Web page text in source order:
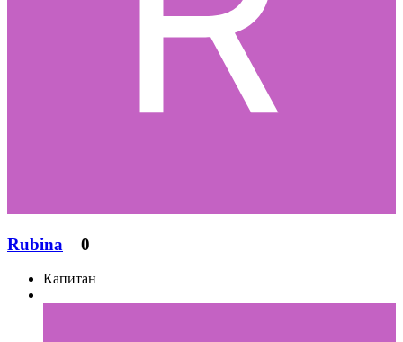
Rubina 0
Капитан